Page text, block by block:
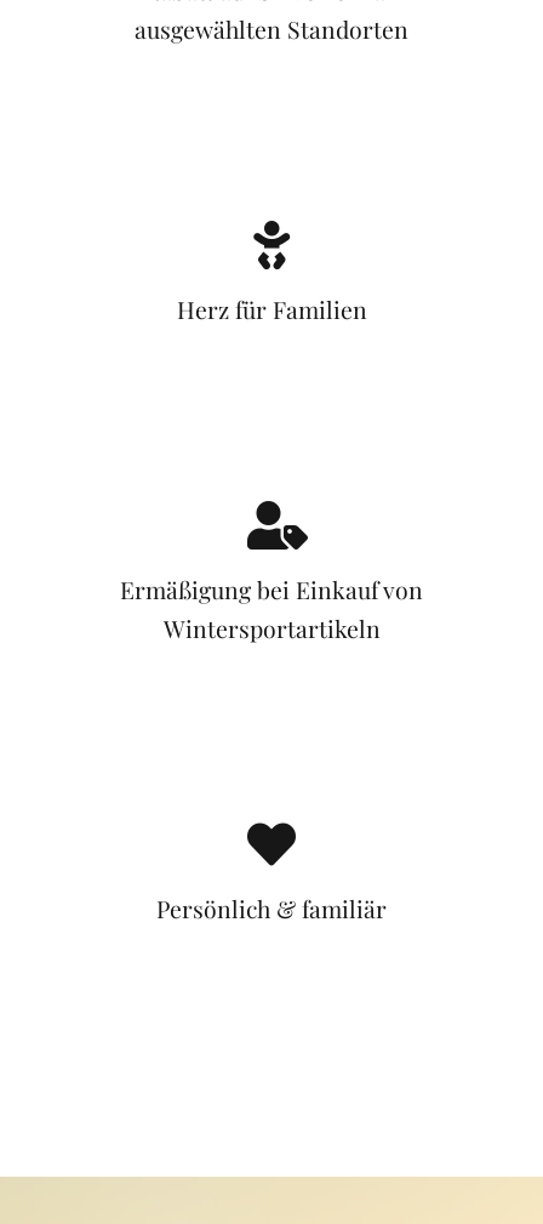
ausgewählten Standorten
Herz für Familien
Ermäßigung bei Einkauf von
Wintersportartikeln
Persönlich & familiär